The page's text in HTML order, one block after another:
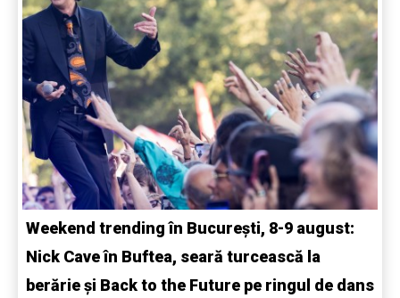
Weekend trending în București, 8-9 august:
Nick Cave în Buftea, seară turcească la
berărie și Back to the Future pe ringul de dans